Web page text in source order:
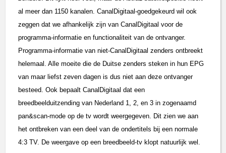
al meer dan 1150 kanalen. CanalDigitaal-goedgekeurd wil ook
zeggen dat we afhankelijk zijn van CanalDigitaal voor de
programma-informatie en functionaliteit van de ontvanger.
Programma-informatie van niet-CanalDigitaal zenders ontbreekt
helemaal. Alle moeite die de Duitse zenders steken in hun EPG
van maar liefst zeven dagen is dus niet aan deze ontvanger
besteed. Ook bepaalt CanalDigitaal dat een
breedbeelduitzending van Nederland 1, 2, en 3 in zogenaamd
pan&scan-mode op de tv wordt weergegeven. Dit zien we aan
het ontbreken van een deel van de ondertitels bij een normale
4:3 TV. De weergave op een breedbeeld-tv klopt natuurlijk wel.